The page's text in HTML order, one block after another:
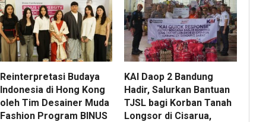
Reinterpretasi Budaya
Indonesia di Hong Kong
oleh Tim Desainer Muda
Fashion Program BINUS
KAI Daop 2 Bandung
Hadir, Salurkan Bantuan
TJSL bagi Korban Tanah
Longsor di Cisarua,